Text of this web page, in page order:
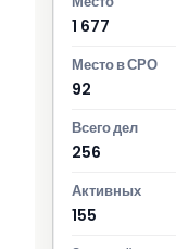
1 677
92
256
155